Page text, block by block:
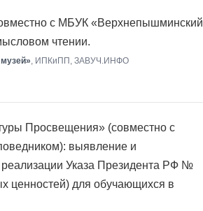
с МБУК «Верхнепышминский
чтении.
, ИПКиПП, ЗАВУЧ.ИНФО
Просвещения» (совместно с
выявление и
реализации Указа Президента РФ №
ценностей) для обучающихся в